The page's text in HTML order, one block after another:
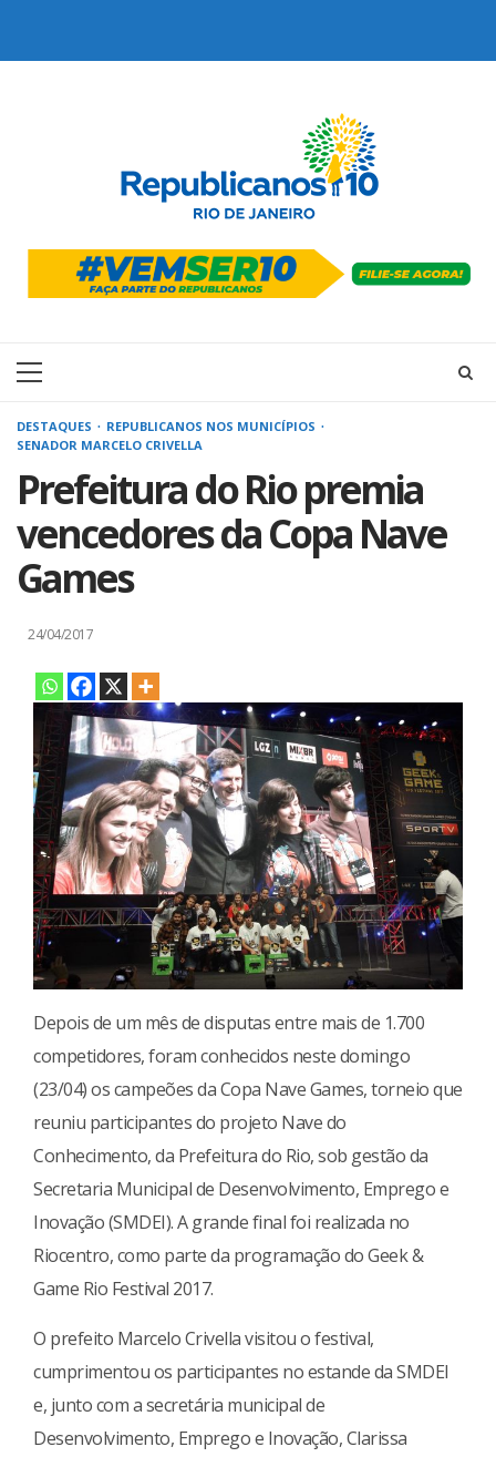
Primary
DESTAQUES
REPUBLICANOS NOS MUNICÍPIOS
SENADOR MARCELO CRIVELLA
Prefeitura do Rio premia
vencedores da Copa Nave
Games
24/04/2017
Depois de um mês de disputas entre mais de 1.700
competidores, foram conhecidos neste domingo
(23/04) os campeões da Copa Nave Games, torneio que
reuniu participantes do projeto Nave do
Conhecimento, da Prefeitura do Rio, sob gestão da
Secretaria Municipal de Desenvolvimento, Emprego e
Inovação (SMDEI). A grande final foi realizada no
Riocentro, como parte da programação do Geek &
Game Rio Festival 2017.
O prefeito Marcelo Crivella visitou o festival,
cumprimentou os participantes no estande da SMDEI
e, junto com a secretária municipal de
Desenvolvimento, Emprego e Inovação, Clarissa